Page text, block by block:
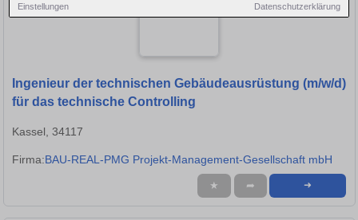
Einstellungen Datenschutzerklärung
Ingenieur der technischen Gebäudeausrüstung (m/w/d)
für das technische Controlling
Kassel, 34117
Firma:BAU-REAL-PMG Projekt-Management-Gesellschaft mbH
★ ➦ ➜